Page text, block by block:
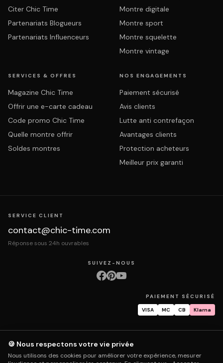
Citer Chic Time
Partenariats Blogueurs
Partenariats Influenceurs
Montre digitale
Montre sport
Montre squelette
Montre vintage
SERVICES & OFFRES
Magazine Chic Time
Offrir une e-carte cadeau
Code promo Chic Time
Quelle montre offrir
Soldes montres
NOS ENGAGEMENTS
Paiement sécurisé
Avis clients
Lutte anti contrefaçon
Avantages clients
Protection acheteurs
Meilleur prix garanti
SERVICE CLIENT
contact@chic-time.com
Réponse sous 24h ouvrables
SUIVEZ-NOUS
PAIEMENT SÉCURISÉ
VISA MC CB Klarna
À proposContactMentions légales CGVProtection des données
Retours & échangesDroit de rétractationLivraisonSuivi commande
🍪 Nous respectons votre vie privée
Nous utilisons des cookies pour améliorer votre expérience, mesurer